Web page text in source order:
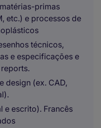
primas
etc.) e processos de
técnicos,
e especificações e
design (ex. CAD,
e escrito). Francês